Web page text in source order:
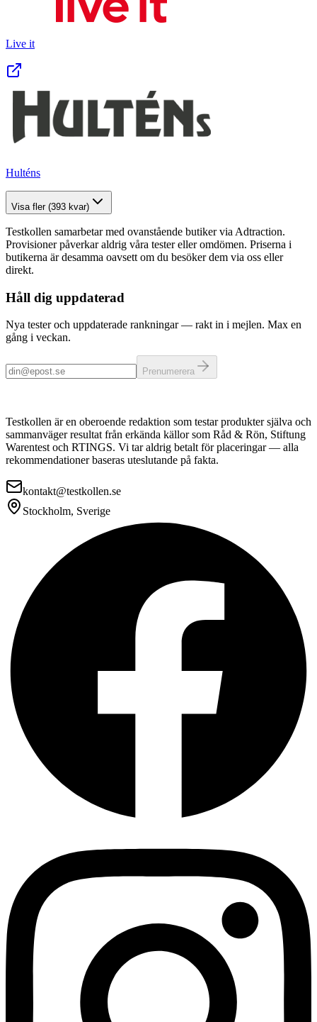
Live it
Hulténs
Visa fler (393 kvar)
Testkollen samarbetar med ovanstående butiker via Adtraction.
Provisioner påverkar aldrig våra tester eller omdömen. Priserna i
butikerna är desamma oavsett om du besöker dem via oss eller
direkt.
Håll dig uppdaterad
Nya tester och uppdaterade rankningar — rakt in i mejlen. Max en
gång i veckan.
Prenumerera
Testkollen är en oberoende redaktion som testar produkter själva och
sammanväger resultat från erkända källor som Råd & Rön, Stiftung
Warentest och RTINGS. Vi tar aldrig betalt för placeringar — alla
rekommendationer baseras uteslutande på fakta.
kontakt@testkollen.se
Stockholm, Sverige